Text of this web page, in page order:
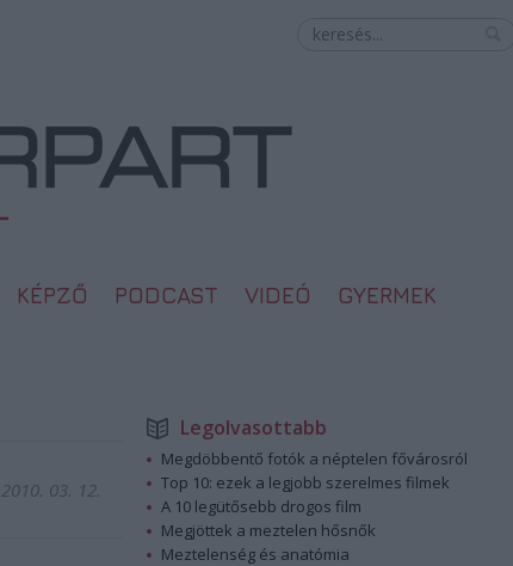
KÉPZŐ PODCAST VIDEÓ GYERMEK
2010. 03. 12.
Legolvasottabb
Megdöbbentő fotók a néptelen fővárosról
Top 10: ezek a legjobb szerelmes filmek
A 10 legütősebb drogos film
Megjöttek a meztelen hősnők
Meztelenség és anatómia